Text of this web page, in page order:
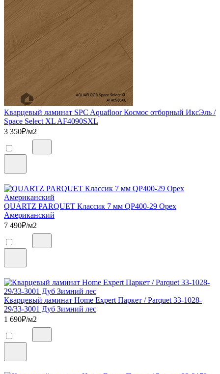
Кварцевый ламинат SPC Aquafloor Космос отборный ИксЭль /
Space Select XL AF4090SXL
3 350₽/м2
QUARTZ PARQUET Классик 7 мм QP400-29 Орех
Американский
7 490₽/м2
Кварцевый ламинат Home Expert Паркет / Parquet 33-1028-
29/33-3001 Дуб Зимний лес
1 690₽/м2